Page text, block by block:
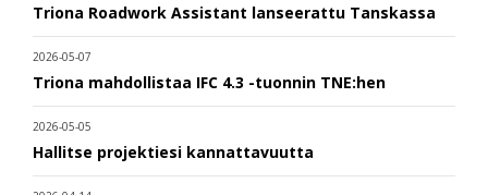
Triona Roadwork Assistant lanseerattu Tanskassa
2026-05-07
Triona mahdollistaa IFC 4.3 -tuonnin TNE:hen
2026-05-05
Hallitse projektiesi kannattavuutta